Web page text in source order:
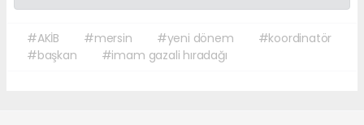
#AKİB #mersin #yeni dönem
#koordinatör
#başkan
#imam gazali hıradağı